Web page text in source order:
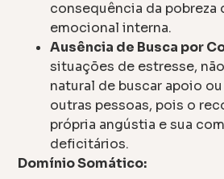
consequência da pobreza
emocional interna.
Ausência de Busca por
situações de estresse,
natural de buscar apoio
outras pessoas, pois o
própria angústia e sua
deficitários.
Domínio Somático: